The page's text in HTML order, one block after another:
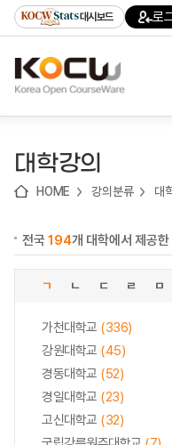
기
기
기
content)
가
대시보드 로
대학강의
HOME 강의분류 대
전국194개 대학에서 제공한
ㄱ ㄴ ㄷ ㄹ ㅁ
가천대학교 (336)
강원대학교 (45)
경동대학교 (52)
경일대학교 (23)
고신대학교 (32)